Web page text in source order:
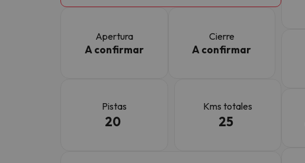
Apertura
A confirmar
Cierre
A confirmar
Pistas
20
Kms totales
25